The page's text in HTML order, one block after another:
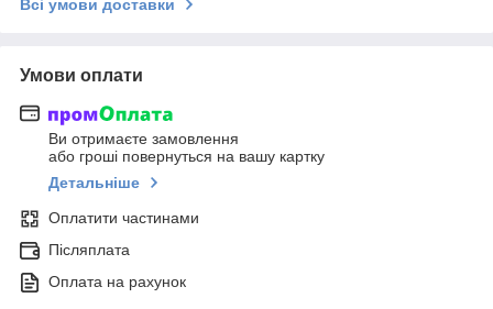
Всі умови доставки
Умови оплати
Ви отримаєте замовлення
або гроші повернуться на вашу картку
Детальніше
Оплатити частинами
Післяплата
Оплата на рахунок